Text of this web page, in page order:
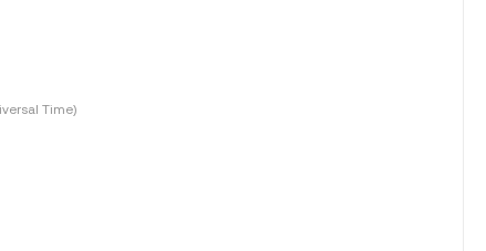
Time)